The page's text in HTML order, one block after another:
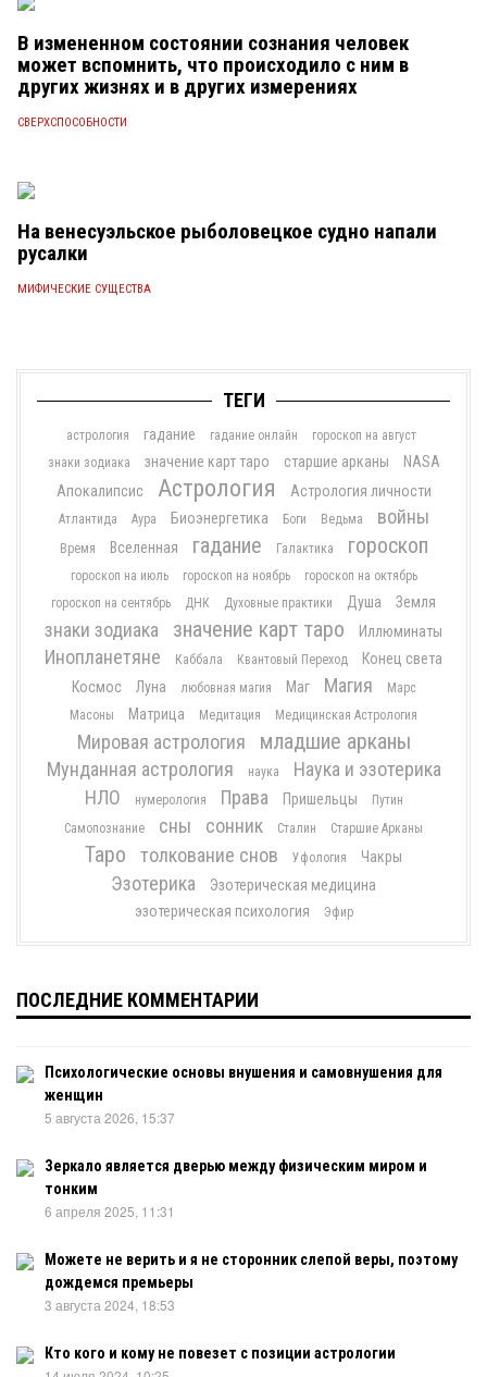
В измененном состоянии сознания человек
может вспомнить, что происходило с ним в
других жизнях и в других измерениях
СВЕРХСПОСОБНОСТИ
На венесуэльское рыболовецкое судно напали
русалки
МИФИЧЕСКИЕ СУЩЕСТВА
ТЕГИ
астрология гадание гадание онлайн
гороскоп на август
знаки зодиака
значение карт таро старшие арканы
NASA
Апокалипсис
Астрология Астрология личности
Атлантида Аура Биоэнергетика Боги Ведьма войны
Время Вселенная гадание Галактика гороскоп
гороскоп на июль гороскоп на ноябрь
гороскоп на октябрь
гороскоп на сентябрь
ДНК Духовные практики Душа Земля
знаки зодиака значение карт таро Иллюминаты
Инопланетяне Каббала Квантовый Переход
Конец света
Космос
Луна любовная магия Маг Магия
Марс
Масоны
Матрица Медитация Медицинская Астрология
Мировая астрология младшие арканы
Мунданная астрология наука
Наука и эзотерика
НЛО
нумерология Права Пришельцы
Путин
Самопознание
сны сонник Сталин Старшие Арканы
Таро толкование снов Уфология Чакры
Эзотерика
Эзотерическая медицина
эзотерическая психология
Эфир
ПОСЛЕДНИЕ КОММЕНТАРИИ
Психологические основы внушения и самовнушения для
женщин
5 августа 2026, 15:37
Зеркало является дверью между физическим миром и
тонким
6 апреля 2025, 11:31
Можете не верить и я не сторонник слепой веры, поэтому
дождемся премьеры
3 августа 2024, 18:53
Кто кого и кому не повезет с позиции астрологии